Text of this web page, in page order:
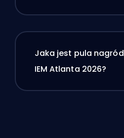
Jaka jest pula nagród
IEM Atlanta 2026?